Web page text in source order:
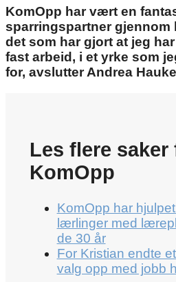
KomOpp har vært en
sparringspartner
det som har gjort at jeg
fast arbeid, i et yrke som
for, avslutter Andrea
Les flere saker
KomOpp
KomOpp har
lærlinger med
de 30 år
For Kristian endte
valg opp med jobb